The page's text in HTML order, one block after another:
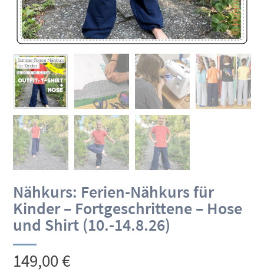
Nähkurs: Ferien-Nähkurs für
Kinder – Fortgeschrittene – Hose
und Shirt (10.-14.8.26)
149,00€